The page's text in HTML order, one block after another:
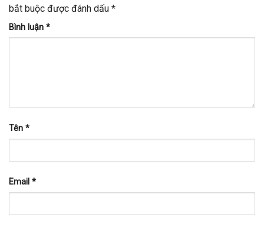
bắt buộc được đánh dấu *
Bình luận *
Tên *
Email *